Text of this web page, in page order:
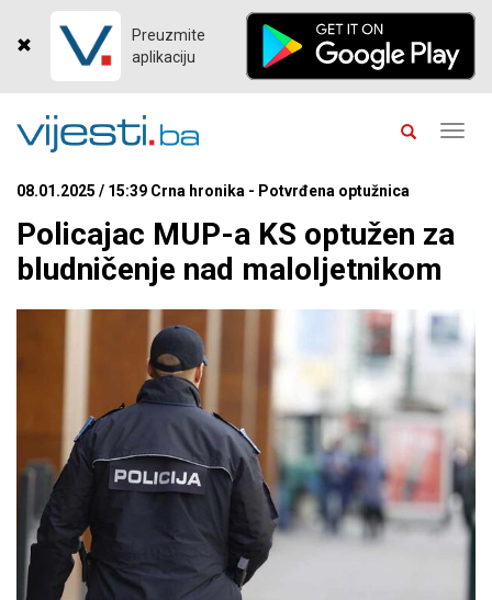
Preuzmite
aplikaciju
08.01.2025 / 15:39 Crna hronika - Potvrđena optužnica
Policajac MUP-a KS optužen za
bludničenje nad maloljetnikom